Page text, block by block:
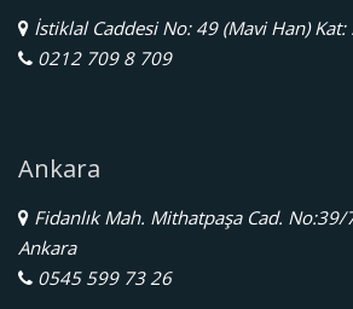
İstiklal Caddesi No: 49 (Mavi Han)
0212 709 8 709
Ankara
Fidanlık Mah. Mithatpaşa Cad. No:39/
Ankara
0545 599 73 26